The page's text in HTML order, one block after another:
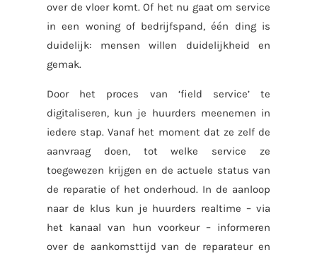
over de vloer komt. Of het nu gaat om service
in een woning of bedrijfspand, één ding is
duidelijk: mensen willen duidelijkheid en
gemak.
Door het proces van ‘field service’ te
digitaliseren, kun je huurders meenemen in
iedere stap. Vanaf het moment dat ze zelf de
aanvraag doen, tot welke service ze
toegewezen krijgen en de actuele status van
de reparatie of het onderhoud. In de aanloop
naar de klus kun je huurders realtime – via
het kanaal van hun voorkeur – informeren
over de aankomsttijd van de reparateur en